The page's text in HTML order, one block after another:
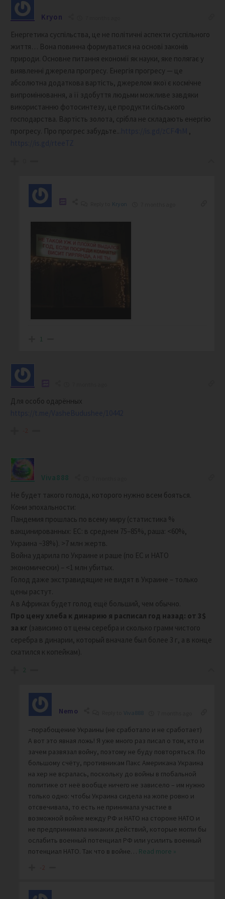
Kryon
Енергетика суспільства, це не політичні аспекти суспільного
життя… Вона повинна формуватися на основі законів
природи. Основне питання економії як науки, яке полягає у
виявленні джерела прогресу. Енергія прогресу — це
абсолютна додаткова вартість, джерелом якої є космічне
випромінювання, а її здобуття людьми можливе завдяки
використанню фотосинтезу, це продукти сільського
господарства. Вартість золота, срібла не складають енергію
прогресу. Про прогрес забудьте..
,
Kryon
1
Для особо одарённых
Viva888
Не будет такого голода, которого нужно всем бояться.
Кони эпохальности:
Пандемия прошлась по всему миру (статистика %
вакцинированных: ЕС: в среднем 75–85%, раша: <60%,
Украина ~38%). >7 млн жертв.
Война ударила по Украине и раше (по ЕС и НАТО
экономически) – <1 млн убитых.
Голод даже экстравидящие не видят в Украине – только
цены растут.
А в Африках будет голод ещё больший, чем обычно.
Про цену хлеба к динарию я расписал год назад: от 3$
за кг (зависимо от цены серебра и сколько грамм чистого
серебра в динарии, который вначале был более 3 г, а в конце
скатился к копейкам).
2
Nemo Viva888
–порабощение Украины (не сработало и не сработает)
А вот это явная ложь! Я уже много раз писал о том, кто и
зачем развязал войну, поэтому не буду повторяться. По
большому счёту, противникам Пакс Американа Украина
на хер не всралась, поскольку до войны в глобальной
политике от неё вообще ничего не зависело – им нужно
только одно: чтобы Украина сидела на жопе ровно и
отсвечивала, то есть не принимала участие в
возможной войне между РФ и НАТО на стороне НАТО и
не предпринимала никаких действий, которые могли бы
ослабить военный потенциал РФ или усилить военный
потенциал НАТО. Так что в войне… Read more »
-2